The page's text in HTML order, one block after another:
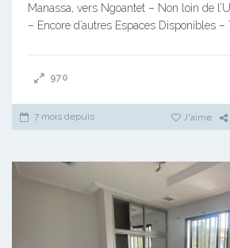
Manassa, vers Ngoantet – Non loin de
– Encore d’autres Espaces Disponibles –
970
7 mois depuis J'aime